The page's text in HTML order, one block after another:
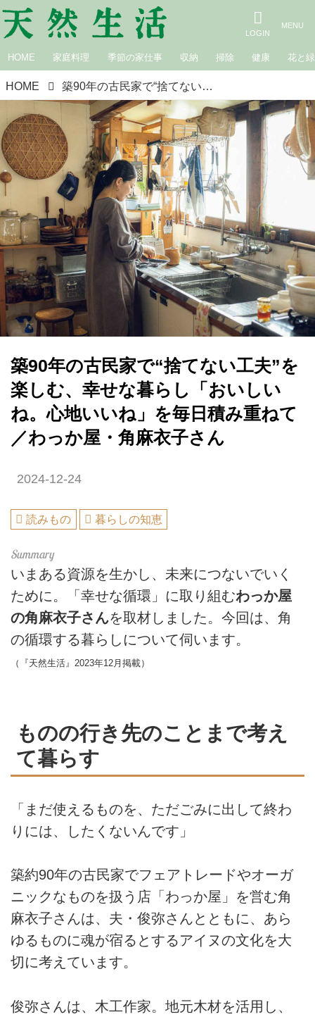
HOME 家庭料理 季節の家仕事 収納 掃除 健康 花と緑
HOME 築90年の古民家で“捨てない工夫”を楽しむ、幸せな暮らし「おいしいね。心地いいね」を毎日積み重ねて／わっか屋・角麻衣子さん
築90年の古民家で“捨てない工夫”を
楽しむ、幸せな暮らし「おいしい
ね。心地いいね」を毎日積み重ねて
／わっか屋・角麻衣子さん
2024-12-24
読みもの 暮らしの知恵
いまある資源を生かし、未来につないでいく
ために。「幸せな循環」に取り組むわっか屋
の角麻衣子さんを取材しました。今回は、角
の循環する暮らしについて伺います。
（『天然生活』2023年12月掲載）
ものの行き先のことまで考え
て暮らす
「まだ使えるものを、ただごみに出して終わ
りには、したくないんです」
築約90年の古民家でフェアトレードやオーガ
ニックなものを扱う店「わっか屋」を営む角
麻衣子さんは、夫・俊弥さんとともに、あら
ゆるものに魂が宿るとするアイヌの文化を大
切に考えています。
俊弥さんは、木工作家。地元木材を活用し、